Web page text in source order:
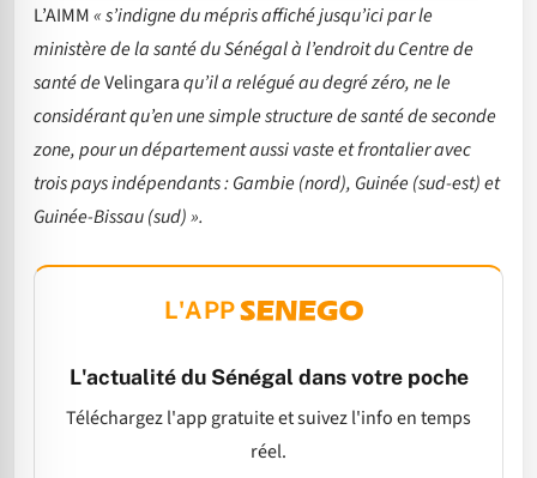
L’AIMM« s’indigne du mépris affiché jusqu’ici par le
ministère de la santé du Sénégal à l’endroit du Centre de
santé deVelingaraqu’il a relégué au degré zéro, ne le
considérant qu’en une simple structure de santé de seconde
zone, pour un département aussi vaste et frontalier avec
trois pays indépendants : Gambie (nord), Guinée (sud-est) et
Guinée-Bissau (sud) ».
L'APP
L'actualité du Sénégal dans votre poche
Téléchargez l'app gratuite et suivez l'info en temps
réel.